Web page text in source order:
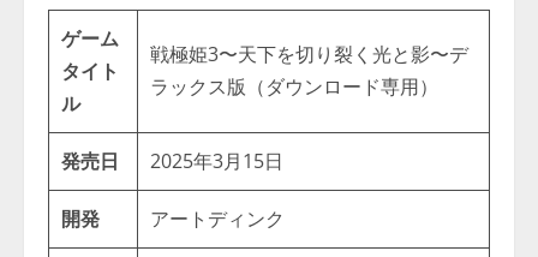
ゲーム
タイト
ル
戦極姫3〜天下を切り裂く光と影〜デ
ラックス版（ダウンロード専用）
発売日 2025年3月15日
開発 アートディンク